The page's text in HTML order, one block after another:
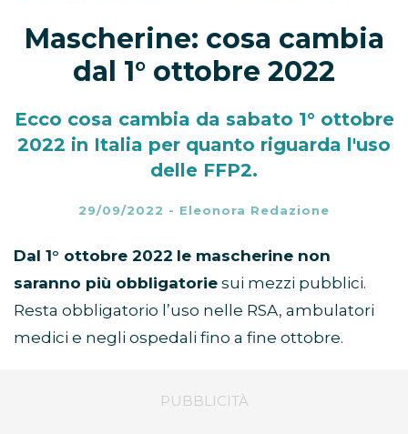
Mascherine: cosa cambia
dal 1° ottobre 2022
Ecco cosa cambia da sabato 1° ottobre
2022 in Italia per quanto riguarda l'uso
delle FFP2.
29/09/2022 - Eleonora Redazione
Dal 1° ottobre 2022 le mascherine non
saranno più obbligatorie sui mezzi pubblici.
Resta obbligatorio l’uso nelle RSA, ambulatori
medici e negli ospedali fino a fine ottobre.